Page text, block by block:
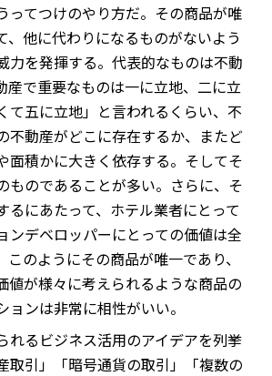
ってつけのやり方だ。その商品が唯
、他に代わりになるものがないよう
力を発揮する。代表的なものは不動
産で重要なものは一に立地、二に立
て五に立地」と言われるくらい、不
不動産がどこに存在するか、またど
面積かに大きく依存する。そしてそ
ものであることが多い。さらに、そ
るにあたって、ホテル業者にとって
ンデベロッパーにとっての価値は全
このようにその商品が唯一であり、
値が様々に考えられるような商品の
ョンは非常に相性がいい。
れるビジネス活用のアイデアを列挙
取引」「暗号通貨の取引」「複数の